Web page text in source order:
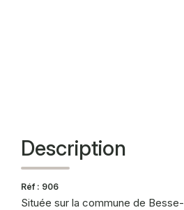
Description
Réf : 906
Située sur la commune de